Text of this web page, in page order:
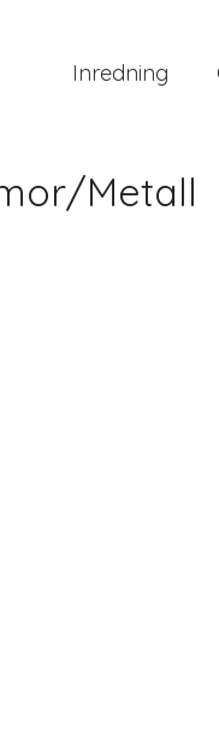
Inredning
Metall